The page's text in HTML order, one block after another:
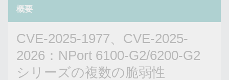
Moxaについて
パートナー・ゾーン
概要
CVE-2025-1977、CVE-2025-
2026：NPort 6100-G2/6200-G2
シリーズの複数の脆弱性